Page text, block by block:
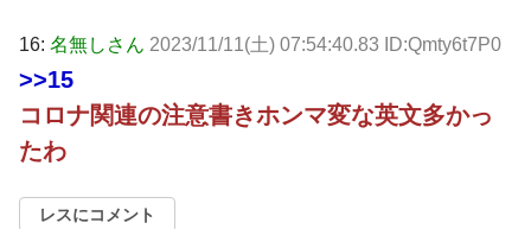
16: 名無しさん 2023/11/11(土) 07:54:40.83 ID:Qmty6t7P0
>>15
コロナ関連の注意書きホンマ変な英文多かっ
たわ
レスにコメント